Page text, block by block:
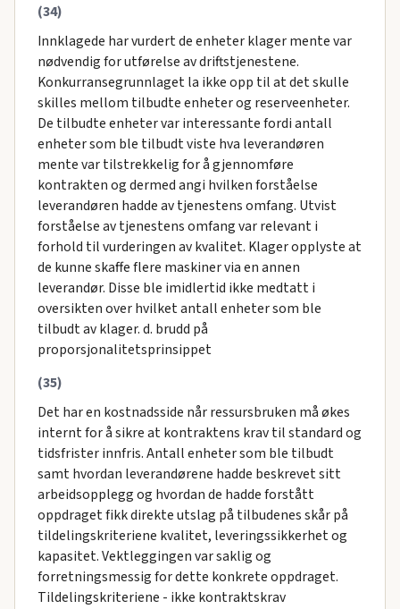
(34)
Innklagede har vurdert de enheter klager mente var
nødvendig for utførelse av driftstjenestene.
Konkurransegrunnlaget la ikke opp til at det skulle
skilles mellom tilbudte enheter og reserveenheter.
De tilbudte enheter var interessante fordi antall
enheter som ble tilbudt viste hva leverandøren
mente var tilstrekkelig for å gjennomføre
kontrakten og dermed angi hvilken forståelse
leverandøren hadde av tjenestens omfang. Utvist
forståelse av tjenestens omfang var relevant i
forhold til vurderingen av kvalitet. Klager opplyste at
de kunne skaffe flere maskiner via en annen
leverandør. Disse ble imidlertid ikke medtatt i
oversikten over hvilket antall enheter som ble
tilbudt av klager. d. brudd på
proporsjonalitetsprinsippet
(35)
Det har en kostnadsside når ressursbruken må økes
internt for å sikre at kontraktens krav til standard og
tidsfrister innfris. Antall enheter som ble tilbudt
samt hvordan leverandørene hadde beskrevet sitt
arbeidsopplegg og hvordan de hadde forstått
oppdraget fikk direkte utslag på tilbudenes skår på
tildelingskriteriene kvalitet, leveringssikkerhet og
kapasitet. Vektleggingen var saklig og
forretningsmessig for dette konkrete oppdraget.
Tildelingskriteriene - ikke kontraktskrav